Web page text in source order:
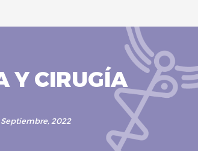
Y CIRUGÍA
Septiembre, 2022